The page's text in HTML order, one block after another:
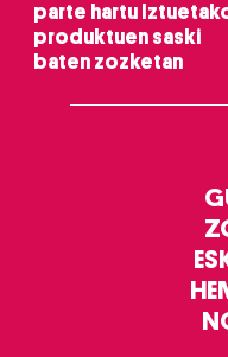
parte hartu
produktuen saski
baten zozketan